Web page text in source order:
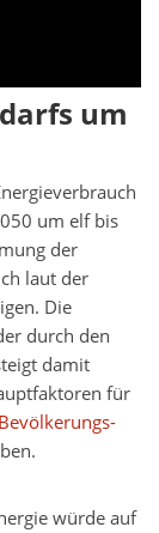
um
um elf bis
der
laut der
Die
durch den
damit
für
Bevölkerungs-
würde auf